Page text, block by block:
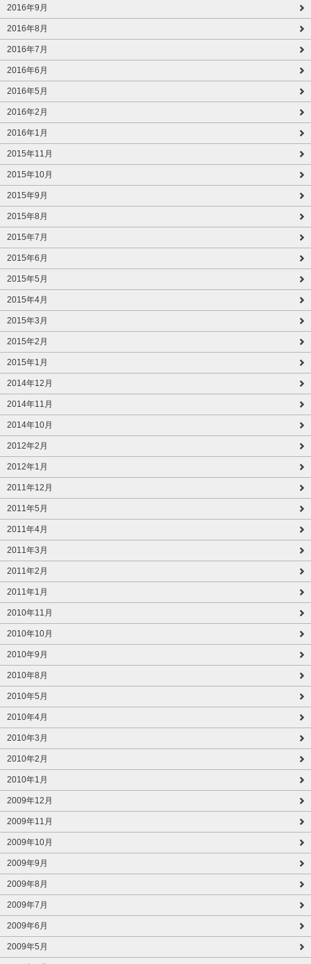
2016年9月
2016年8月
2016年7月
2016年6月
2016年5月
2016年2月
2016年1月
2015年11月
2015年10月
2015年9月
2015年8月
2015年7月
2015年6月
2015年5月
2015年4月
2015年3月
2015年2月
2015年1月
2014年12月
2014年11月
2014年10月
2012年2月
2012年1月
2011年12月
2011年5月
2011年4月
2011年3月
2011年2月
2011年1月
2010年11月
2010年10月
2010年9月
2010年8月
2010年5月
2010年4月
2010年3月
2010年2月
2010年1月
2009年12月
2009年11月
2009年10月
2009年9月
2009年8月
2009年7月
2009年6月
2009年5月